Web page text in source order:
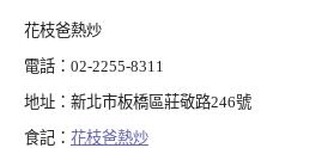
花枝爸熱炒
電話：02-2255-8311
地址：新北市板橋區莊敬路246號
食記： 花枝爸熱炒